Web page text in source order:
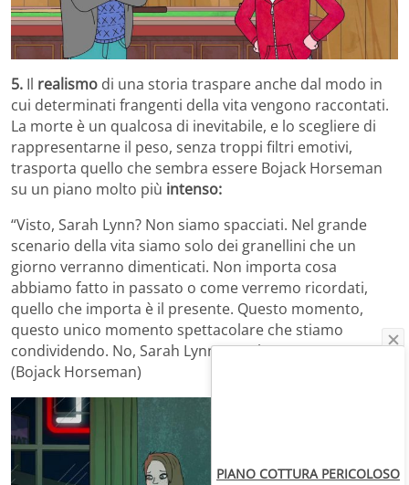
5. Il realismo di una storia traspare anche dal modo in
cui determinati frangenti della vita vengono raccontati.
La morte è un qualcosa di inevitabile, e lo scegliere di
rappresentarne il peso, senza troppi filtri emotivi,
trasporta quello che sembra essere Bojack Horseman
su un piano molto più intenso:
“Visto, Sarah Lynn? Non siamo spacciati. Nel grande
scenario della vita siamo solo dei granellini che un
giorno verranno dimenticati. Non importa cosa
abbiamo fatto in passato o come verremo ricordati,
quello che importa è il presente. Questo momento,
questo unico momento spettacolare che stiamo
condividendo. No, Sarah Lynn? Sarah Lynn?”
(Bojack Horseman)
PIANO COTTURA PERICOLOSO